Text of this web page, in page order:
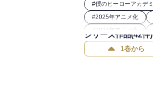
#僕のヒーローアカデ
#2025年アニメ化
#2024年アニメ化
#2022年アニメ化
シリーズ作品(42件)
1巻から